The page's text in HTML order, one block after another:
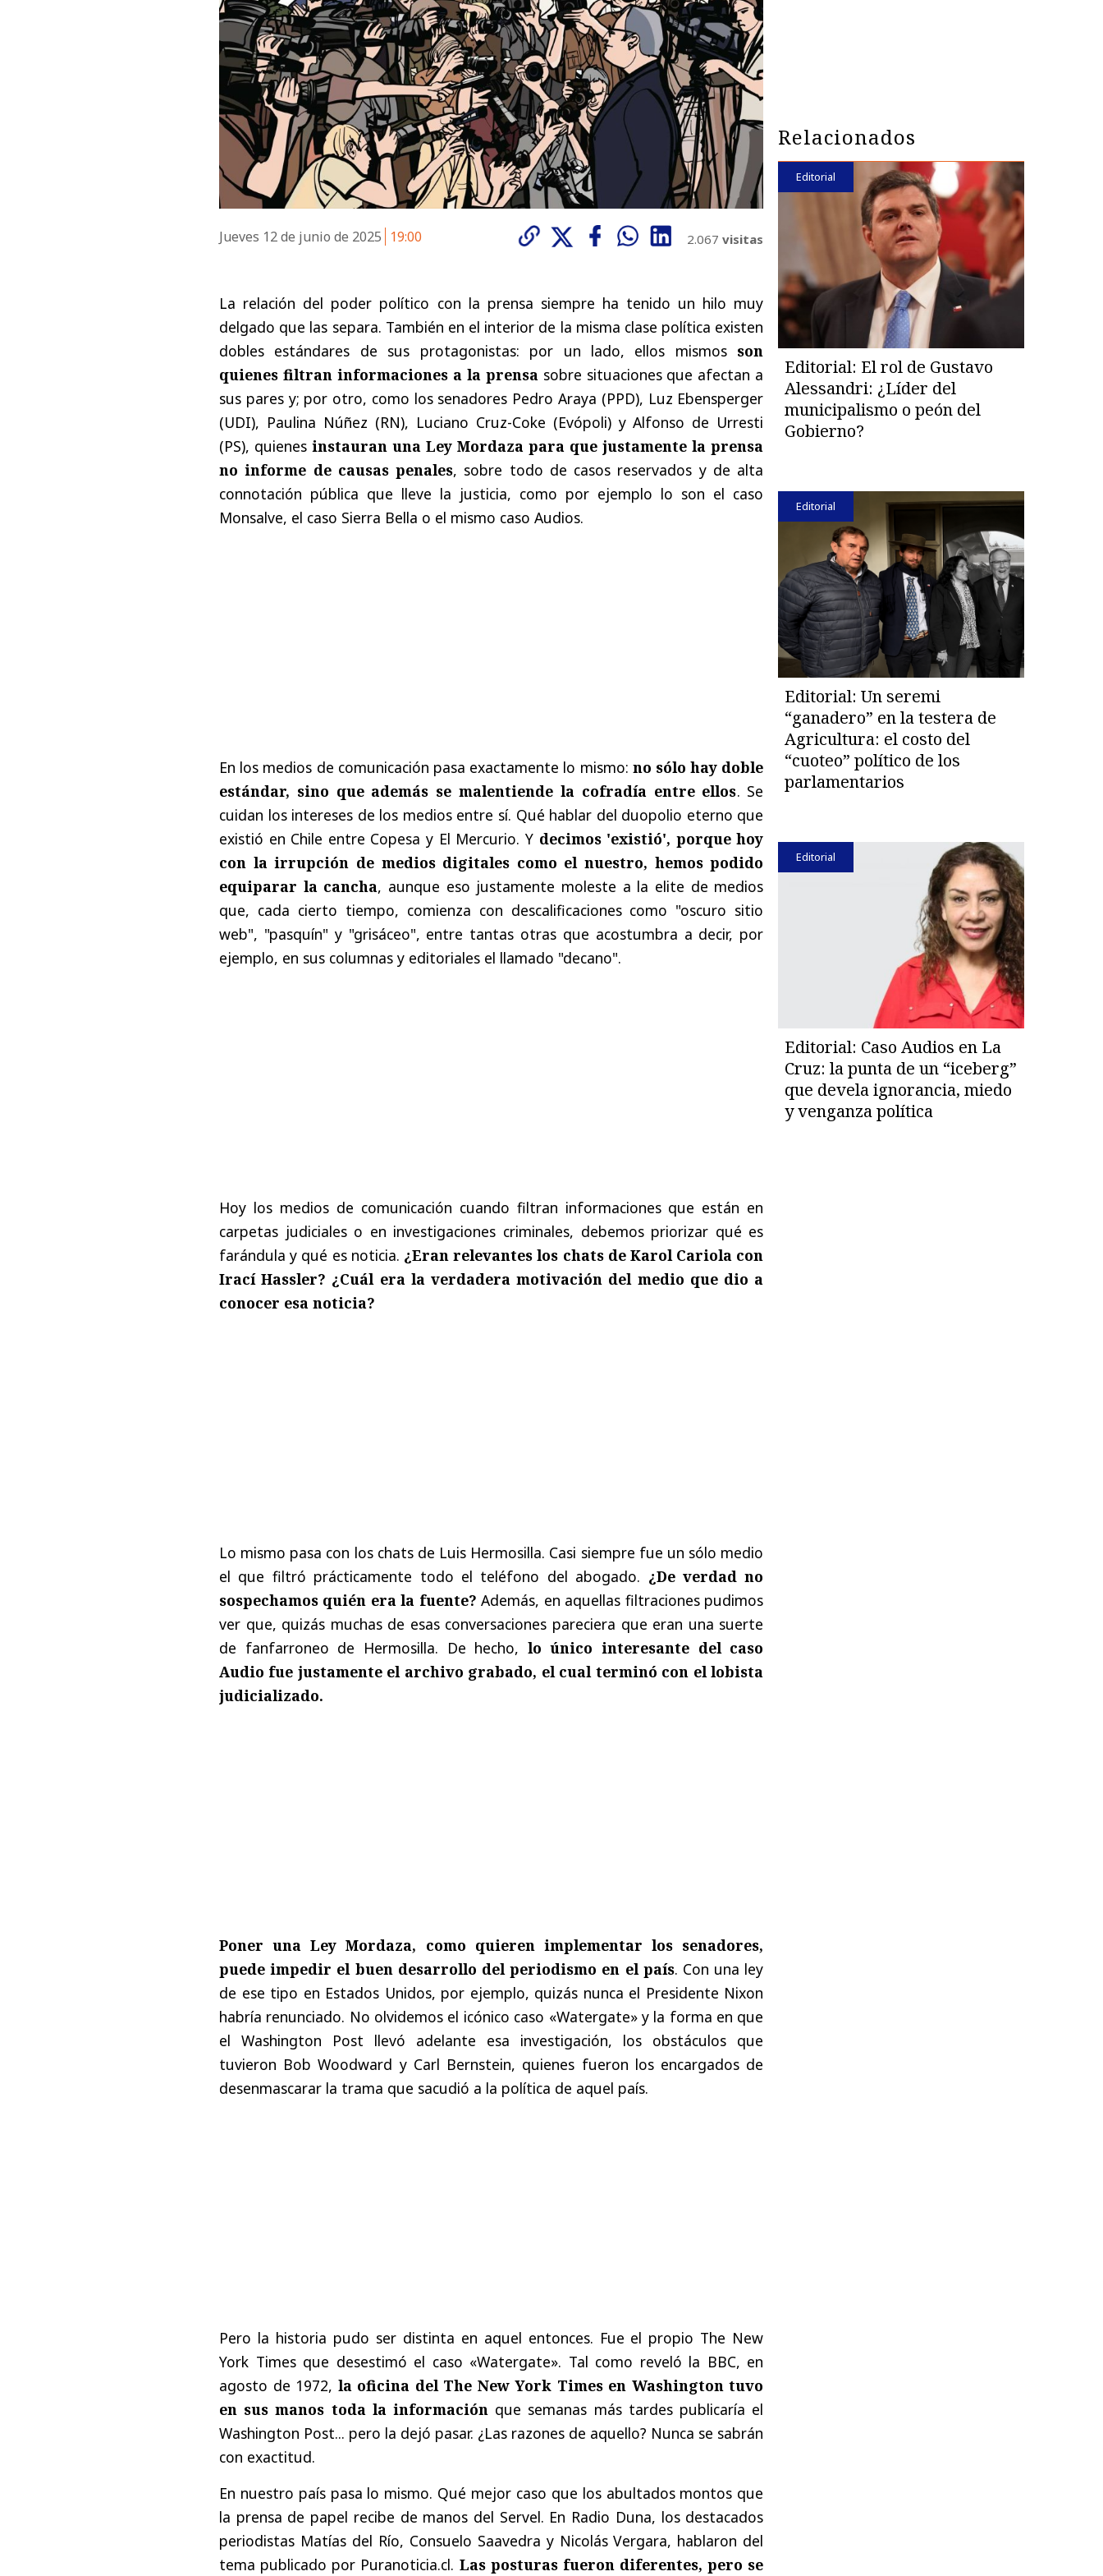
Jueves 12 de junio de 2025 19:00 2.067 visitas
La relación del poder político con la prensa siempre ha tenido un hilo muy
delgado que las separa. También en el interior de la misma clase política existen
dobles estándares de sus protagonistas: por un lado, ellos mismos son
quienes filtran informaciones a la prensa sobre situaciones que afectan a
sus pares y; por otro, como los senadores Pedro Araya (PPD), Luz Ebensperger
(UDI), Paulina Núñez (RN), Luciano Cruz-Coke (Evópoli) y Alfonso de Urresti
(PS), quienesinstauran una Ley Mordaza para que justamente la prensa
no informe de causas penales, sobre todo de casos reservados y de alta
connotación pública que lleve la justicia, como por ejemplo lo son el caso
Monsalve, el caso Sierra Bella o el mismo caso Audios.
En los medios de comunicación pasa exactamente lo mismo: no sólo hay doble
estándar, sino que además se malentiende la cofradía entre ellos. Se
cuidan los intereses de los medios entre sí. Qué hablar del duopolio eterno que
existió en Chile entre Copesa y El Mercurio. Y decimos 'existió', porque hoy
con la irrupción de medios digitales como el nuestro, hemos podido
equiparar la cancha, aunque eso justamente moleste a la elite de medios
que, cada cierto tiempo, comienza con descalificaciones como "oscuro sitio
web", "pasquín" y "grisáceo", entre tantas otras que acostumbra a decir, por
ejemplo, en sus columnas y editoriales el llamado "decano".
Hoy los medios de comunicación cuando filtran informaciones que están en
carpetas judiciales o en investigaciones criminales, debemos priorizar qué es
farándula y qué es noticia. ¿Eran relevantes los chats de Karol Cariola con
Irací Hassler? ¿Cuál era la verdadera motivación del medio que dio a
conocer esa noticia?
Lo mismo pasa con los chats de Luis Hermosilla. Casi siempre fue un sólo medio
el que filtró prácticamente todo el teléfono del abogado. ¿De verdad no
sospechamos quién era la fuente? Además, en aquellas filtraciones pudimos
ver que, quizás muchas de esas conversaciones pareciera que eran una suerte
de fanfarroneo de Hermosilla. De hecho, lo único interesante del caso
Audio fue justamente el archivo grabado, el cual terminó con el lobista
judicializado.
Poner una Ley Mordaza, como quieren implementar los senadores,
puede impedir el buen desarrollo del periodismo en el país. Con una ley
de ese tipo en Estados Unidos, por ejemplo, quizás nunca el Presidente Nixon
habría renunciado. No olvidemos el icónico caso «Watergate» y la forma en que
el Washington Post llevó adelante esa investigación, los obstáculos que
tuvieron Bob Woodward y Carl Bernstein, quienes fueron los encargados de
desenmascarar la trama que sacudió a la política de aquel país.
Pero la historia pudo ser distinta en aquel entonces. Fue el propio The New
York Times que desestimó el caso «Watergate». Tal como reveló la BBC, en
agosto de 1972, la oficina del The New York Times en Washington tuvo
en sus manos toda la información que semanas más tardes publicaría el
Washington Post... pero la dejó pasar. ¿Las razones de aquello? Nunca se sabrán
con exactitud.
En nuestro país pasa lo mismo. Qué mejor caso que los abultados montos que
la prensa de papel recibe de manos del Servel. En Radio Duna, los destacados
periodistas Matías del Río, Consuelo Saavedra y Nicolás Vergara, hablaron del
tema publicado por Puranoticia.cl. Las posturas fueron diferentes, pero se
Relacionados
Editorial
Editorial: El rol de Gustavo
Alessandri: ¿Líder del
municipalismo o peón del
Gobierno?
Editorial
Editorial: Un seremi
“ganadero” en la testera de
Agricultura: el costo del
“cuoteo” político de los
parlamentarios
Editorial
Editorial: Caso Audios en La
Cruz: la punta de un “iceberg”
que devela ignorancia, miedo
y venganza política